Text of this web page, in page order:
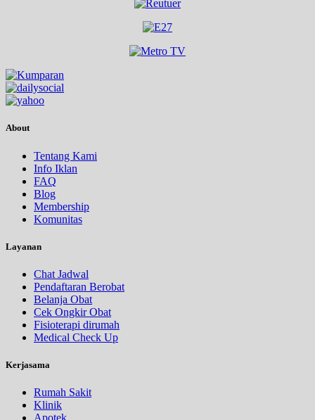
About
Tentang Kami
Info Iklan
FAQ
Blog
Membership
Komunitas
Layanan
Chat Jadwal
Pendaftaran Berobat
Belanja Obat
Cek Ongkir Obat
Fisioterapi dirumah
Medical Check Up
Kerjasama
Rumah Sakit
Klinik